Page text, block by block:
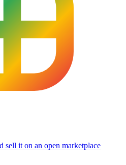
sell it on an open marketplace